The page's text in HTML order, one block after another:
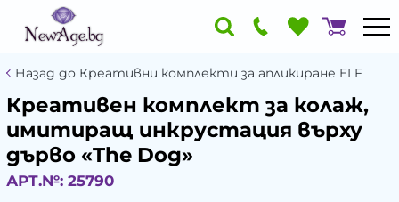
Назад до Креативни комплекти за апликиране ELF
Креативен комплект за колаж,
имитиращ инкрустация върху
дърво «The Dog»
АРТ.№: 25790